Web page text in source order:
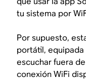
tu sistema por
Por supuesto,
portátil,
escuchar fuera
conexión WiFi